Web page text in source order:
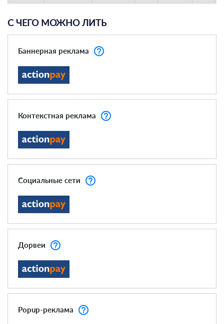
С ЧЕГО МОЖНО ЛИТЬ
Баннерная реклама help_outline
Контекстная реклама help_outline
Социальные сети help_outline
Дорвеи help_outline
Popup-реклама help_outline